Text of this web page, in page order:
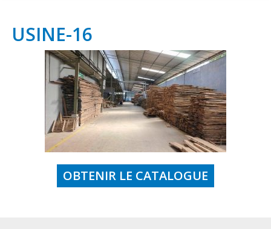
USINE-16
OBTENIR LE CATALOGUE